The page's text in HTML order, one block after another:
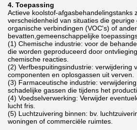
4. Toepassing
Actieve koolstof-afgasbehandelingstanks
verscheidenheid van situaties die geurige
organische verbindingen (VOC's) of
bevatten,gemeenschappelijke
(1) Chemische industrie: voor de
die worden geproduceerd door
chemische reacties.
(2) Verfbespuitingsindustrie: verwijdering
componenten en oplosgassen uit verven.
(3) Farmaceutische industrie:
schadelijke gassen die tijdens het
(4) Voedselverwerking: Verwijder
lucht fris.
(5) Luchtzuivering binnen: bv.
woningen of commerciële ruimtes.